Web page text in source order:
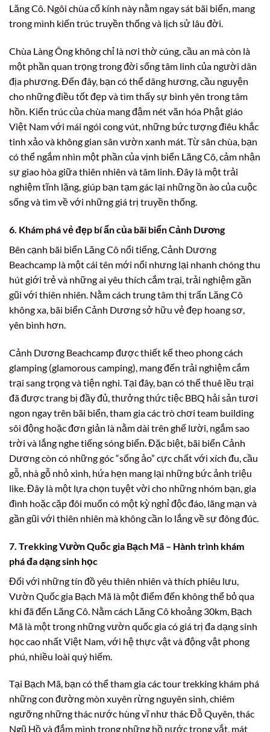
Lăng Cô. Ngôi chùa cổ kính này nằm ngay sát bãi biển, mang
trong mình kiến trúc truyền thống và lịch sử lâu đời.
Chùa Làng Ông không chỉ là nơi thờ cúng, cầu an mà còn là
một phần quan trọng trong đời sống tâm linh của người dân
địa phương. Đến đây, bạn có thể dâng hương, cầu nguyện
cho những điều tốt đẹp và tìm thấy sự bình yên trong tâm
hồn. Kiến trúc của chùa mang đậm nét văn hóa Phật giáo
Việt Nam với mái ngói cong vút, những bức tượng điêu khắc
tinh xảo và không gian sân vườn xanh mát. Từ sân chùa, bạn
có thể ngắm nhìn một phần của vịnh biển Lăng Cô, cảm nhận
sự giao hòa giữa thiên nhiên và tâm linh. Đây là một trải
nghiệm tĩnh lặng, giúp bạn tạm gác lại những ồn ào của cuộc
sống và tìm về với những giá trị truyền thống.
6. Khám phá vẻ đẹp bí ẩn của bãi biển Cảnh Dương
Bên cạnh bãi biển Lăng Cô nổi tiếng, Cảnh Dương
Beachcamp là một cái tên mới nổi nhưng lại nhanh chóng thu
hút giới trẻ và những ai yêu thích cắm trại, trải nghiệm gần
gũi với thiên nhiên. Nằm cách trung tâm thị trấn Lăng Cô
không xa, bãi biển Cảnh Dương sở hữu vẻ đẹp hoang sơ,
yên bình hơn.
Cảnh Dương Beachcamp được thiết kế theo phong cách
glamping (glamorous camping), mang đến trải nghiệm cắm
trại sang trọng và tiện nghi. Tại đây, bạn có thể thuê lều trại
đã được trang bị đầy đủ, thưởng thức tiệc BBQ hải sản tươi
ngon ngay trên bãi biển, tham gia các trò chơi team building
sôi động hoặc đơn giản là nằm dài trên ghế lười, ngắm sao
trời và lắng nghe tiếng sóng biển. Đặc biệt, bãi biển Cảnh
Dương còn có những góc “sống ảo” cực chất với xích đu, cầu
gỗ, nhà gỗ nhỏ xinh, hứa hẹn mang lại những bức ảnh triệu
like. Đây là một lựa chọn tuyệt vời cho những nhóm bạn, gia
đình hoặc cặp đôi muốn có một kỳ nghỉ độc đáo, lãng mạn và
gần gũi với thiên nhiên mà không cần lo lắng về sự đông đúc.
7. Trekking Vườn Quốc gia Bạch Mã – Hành trình khám
phá đa dạng sinh học
Đối với những tín đồ yêu thiên nhiên và thích phiêu lưu,
Vườn Quốc gia Bạch Mã là một điểm đến không thể bỏ qua
khi đã đến Lăng Cô. Nằm cách Lăng Cô khoảng 30km, Bạch
Mã là một trong những vườn quốc gia có giá trị đa dạng sinh
học cao nhất Việt Nam, với hệ thực vật và động vật phong
phú, nhiều loài quý hiếm.
Tại Bạch Mã, bạn có thể tham gia các tour trekking khám phá
những con đường mòn xuyên rừng nguyên sinh, chiêm
ngưỡng những thác nước hùng vĩ như thác Đỗ Quyên, thác
Ngũ Hồ và đắm mình trong những hồ nước trong vắt, mát